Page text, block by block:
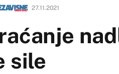
27.11.2021
sile